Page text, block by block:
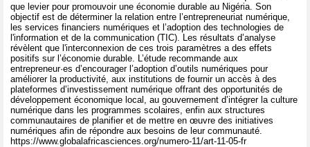
que levier pour promouvoir une économie durable au Nigéria. Son
objectif est de déterminer la relation entre l’entrepreneuriat numérique,
les services financiers numériques et l’adoption des technologies de
l'information et de la communication (TIC). Les résultats d’analyse
révèlent que l'interconnexion de ces trois paramètres a des effets
positifs sur l’économie durable. L’étude recommande aux
entrepreneur·es d’encourager l’adoption d’outils numériques pour
améliorer la productivité, aux institutions de fournir un accès à des
plateformes d’investissement numérique offrant des opportunités de
développement économique local, au gouvernement d’intégrer la culture
numérique dans les programmes scolaires, enfin aux structures
communautaires de planifier et de mettre en œuvre des initiatives
numériques afin de répondre aux besoins de leur communauté.
https://www.globalafricasciences.org/numero-11/art-11-05-fr